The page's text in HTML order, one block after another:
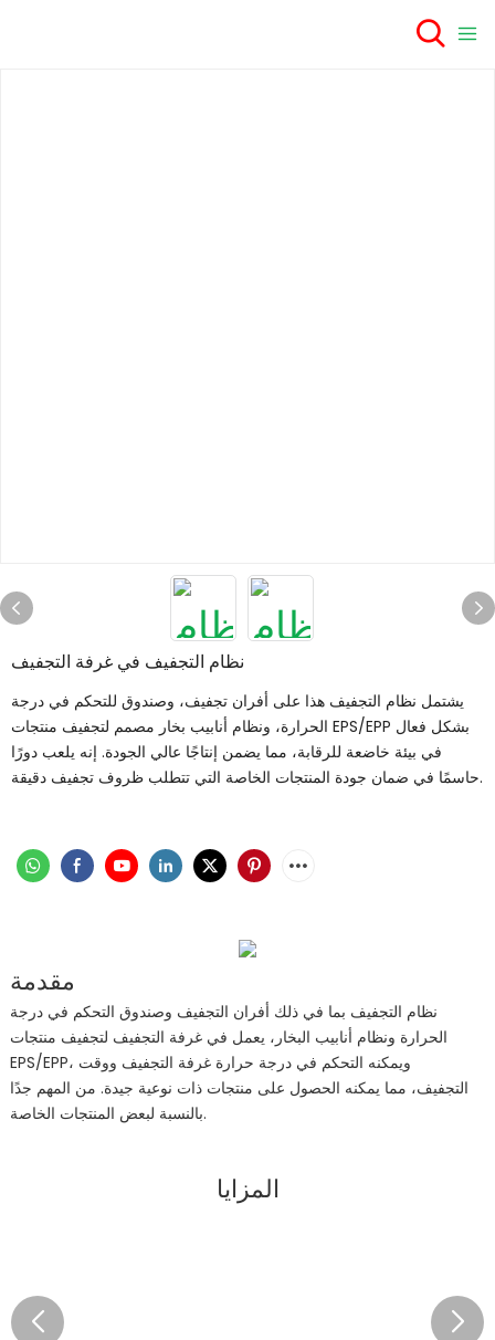
نظام التجفيف في غرفة التجفيف
يشتمل نظام التجفيف هذا على أفران تجفيف، وصندوق للتحكم في درجة
الحرارة، ونظام أنابيب بخار مصمم لتجفيف منتجات EPS/EPP بشكل فعال
في بيئة خاضعة للرقابة، مما يضمن إنتاجًا عالي الجودة. إنه يلعب دورًا
حاسمًا في ضمان جودة المنتجات الخاصة التي تتطلب ظروف تجفيف دقيقة.
مقدمة
نظام التجفيف بما في ذلك أفران التجفيف وصندوق التحكم في درجة
الحرارة ونظام أنابيب البخار، يعمل في غرفة التجفيف لتجفيف منتجات
EPS/EPP، ويمكنه التحكم في درجة حرارة غرفة التجفيف ووقت
التجفيف، مما يمكنه الحصول على منتجات ذات نوعية جيدة. من المهم جدًا
بالنسبة لبعض المنتجات الخاصة.
المزايا